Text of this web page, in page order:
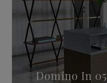
Domino In 05